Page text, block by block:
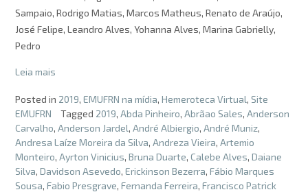
Sampaio, Rodrigo Matias, Marcos Matheus, Renato de Araújo,
José Felipe, Leandro Alves, Yohanna Alves, Marina Gabrielly,
Pedro
Leia mais
Posted in 2019, EMUFRN na mídia, Hemeroteca Virtual, Site
EMUFRN
Tagged 2019, Abda Pinheiro, Abrãao Sales, Anderson
Carvalho, Anderson Jardel, André Albiergio, André Muniz,
Andresa Laíze Moreira da Silva, Andreza Vieira, Artemio
Monteiro, Ayrton Vinicius, Bruna Duarte, Calebe Alves, Daiane
Silva, Davidson Asevedo, Erickinson Bezerra, Fábio Marques
Sousa, Fabio Presgrave, Fernanda Ferreira, Francisco Patrick